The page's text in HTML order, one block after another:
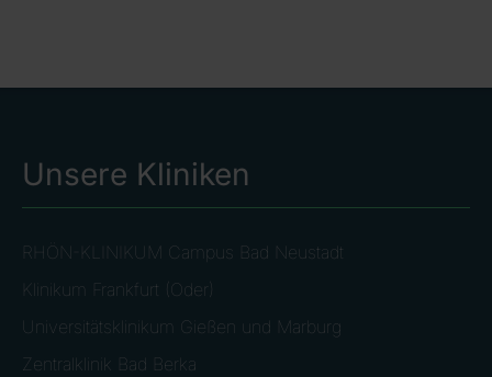
Unsere Kliniken
RHÖN-KLINIKUM Campus Bad Neustadt
Klinikum Frankfurt (Oder)
Universitätsklinikum Gießen und Marburg
Zentralklinik Bad Berka